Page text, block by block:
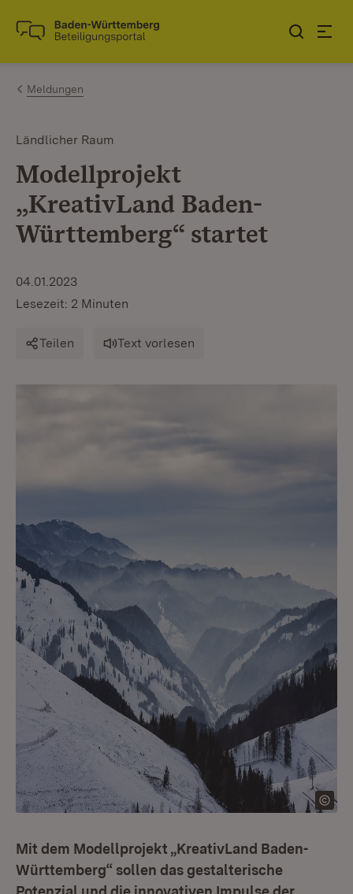
Zum Inhalt springen
Link zur Startseite
Meldungen
Ländlicher Raum
Modellprojekt
„KreativLand Baden-
Württemberg“ startet
04.01.2023
Lesezeit: 2 Minuten
Teilen Text vorlesen
Mit dem Modellprojekt „KreativLand Baden-
Württemberg“ sollen das gestalterische